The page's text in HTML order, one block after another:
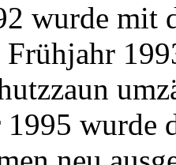
wurde mit
wurde